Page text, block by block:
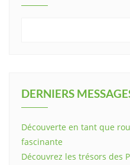
DERNIERS
Découverte en tant que
fascinante
Découvrez les trésors des